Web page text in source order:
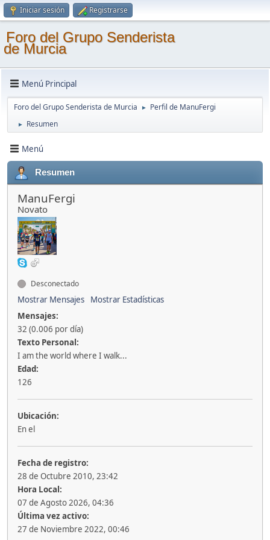
Iniciar sesión Registrarse
Foro del Grupo Senderista
de Murcia
Menú Principal
Foro del Grupo Senderista de Murcia ► Perfil de ManuFergi
► Resumen
Menú
Resumen
ManuFergi
Novato
Desconectado
Mostrar Mensajes
Mostrar Estadísticas
Mensajes:
32 (0.006 por día)
Texto Personal:
I am the world where I walk...
Edad:
126
Ubicación:
En el
Fecha de registro:
28 de Octubre 2010, 23:42
Hora Local:
07 de Agosto 2026, 04:36
Última vez activo:
27 de Noviembre 2022, 00:46